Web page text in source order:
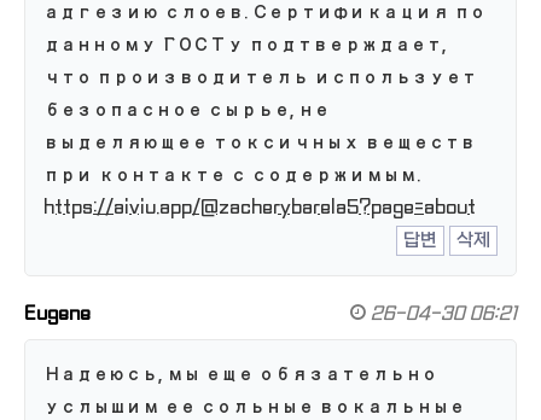
адгезию слоев. Сертификация по
данному ГОСТу подтверждает,
что производитель использует
безопасное сырье, не
выделяющее токсичных веществ
при контакте с содержимым.
https://aiviu.app/@zacherybarela5?page=about
답변
삭제
Eugene 26-04-30 06:21
Надеюсь, мы еще обязательно
услышим ее сольные вокальные